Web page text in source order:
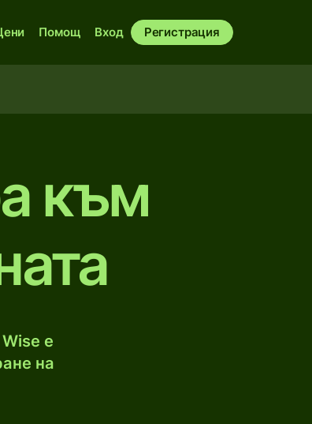
Помощ Вход Регистрация
към
е
на